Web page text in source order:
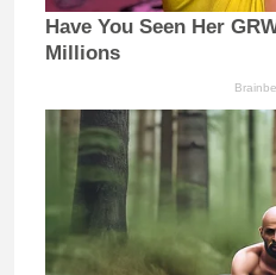
Have You Seen Her
Millions